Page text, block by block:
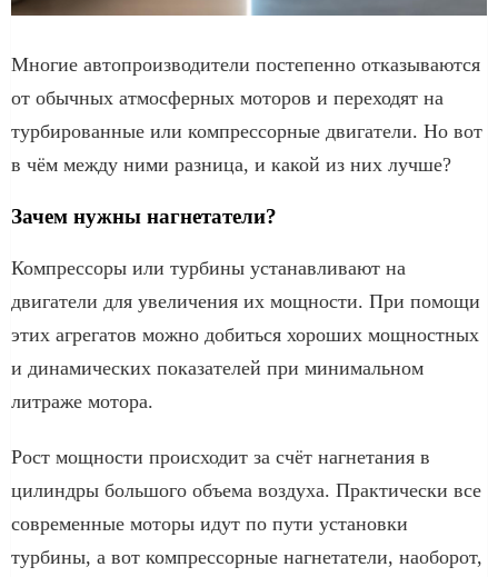
Многие автопроизводители постепенно отказываются
от обычных атмосферных моторов и переходят на
турбированные или компрессорные двигатели. Но вот
в чём между ними разница, и какой из них лучше?
Зачем нужны нагнетатели?
Компрессоры или турбины устанавливают на
двигатели для увеличения их мощности. При помощи
этих агрегатов можно добиться хороших мощностных
и динамических показателей при минимальном
литраже мотора.
Рост мощности происходит за счёт нагнетания в
цилиндры большого объема воздуха. Практически все
современные моторы идут по пути установки
турбины, а вот компрессорные нагнетатели, наоборот,